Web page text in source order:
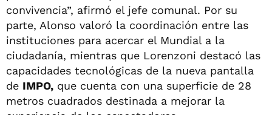
convivencia”, afirmó el jefe comunal. Por su
parte, Alonso valoró la coordinación entre las
instituciones para acercar el Mundial a la
ciudadanía, mientras que Lorenzoni destacó las
capacidades tecnológicas de la nueva pantalla
de IMPO, que cuenta con una superficie de 28
metros cuadrados destinada a mejorar la